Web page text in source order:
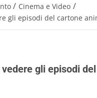
/ Cinema e Video /
gli episodi del cartone
gli episodi